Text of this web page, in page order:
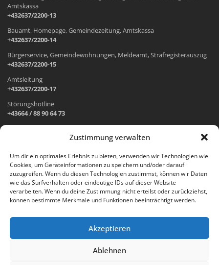
Zustimmung verwalten
Um dir ein optimales Erlebnis zu bieten, verwenden wir Technologien wie
Cookies, um Geräteinformationen zu speichern und/oder darauf
zuzugreifen. Wenn du diesen Technologien zustimmst, können wir Daten
wie das Surfverhalten oder eindeutige IDs auf dieser Website
verarbeiten. Wenn du deine Zustimmung nicht erteilst oder zurückziehst,
können bestimmte Merkmale und Funktionen beeinträchtigt werden.
Akzeptieren
Ablehnen
Amtskassa
+432637/2200-13
Bauamt, Homepage, Gemeindezeitung, Amtskassa
+432637/2200-14
Bürgerservice, Gemeindewohnungen, Meldeamt, Strafregisterauszug
+432637/2200-15
Amtsleitung
+432637/2200-17
Störungshotline
+43664 / 88 90 64 73
Wr. Neustädter Straße 1
2733 Grünbach am Schneeberg
Öffnungszeiten Gemeindeamt:
Montag: 8.00 – 12.00 Uhr und 14.00 – 18.00 Uhr
Freitag: 8.00 – 12.00 Uhr
Email: